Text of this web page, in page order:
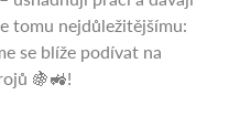
tomu nejdůležitějšímu:
se blíže podívat na
🍇🚜!